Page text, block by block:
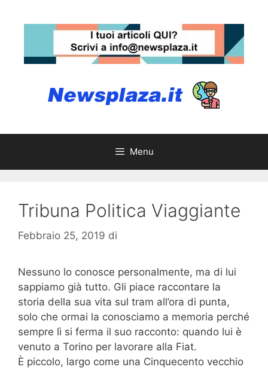
Menu
Tribuna Politica Viaggiante
Febbraio 25, 2019 di
Nessuno lo conosce personalmente, ma di lui
sappiamo già tutto. Gli piace raccontare la
storia della sua vita sul tram all’ora di punta,
solo che ormai la conosciamo a memoria perché
sempre lì si ferma il suo racconto: quando lui è
venuto a Torino per lavorare alla Fiat.
È piccolo, largo come una Cinquecento vecchio